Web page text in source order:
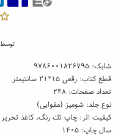
توسط
شابک:۹۷۸۶۰۰۱۸۲۶۷۹۵
قطع کتاب: رقعی ۱۵*۲۱ سانتیمتر
تعداد صفحات: ۲۴۸
نوع جلد: شومیز (مقوایی)
کیفیت اثر: چاپ تك رنگ، کاغذ تحریر
سال چاپ: ۱۴۰۵